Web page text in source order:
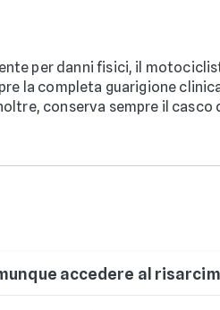
per danni fisici, il
la completa guarigione
conserva sempre il
accedere al